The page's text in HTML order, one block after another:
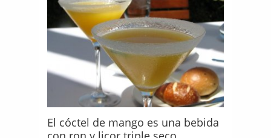
El cóctel de mango es una bebida